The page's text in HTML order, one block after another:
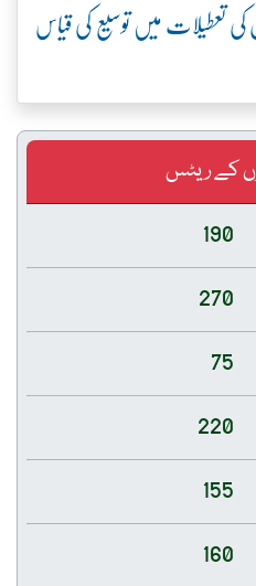
تعطیلات میں توسیع کی قیاس
کے ریٹس
190
270
75
220
155
160